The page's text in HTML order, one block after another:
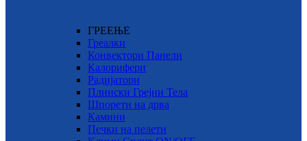
ГРЕЕЊЕ
Греалки
Конвектори Панели
Калорифери
Радијатори
Плински Грејни Тела
Шпорети на дрва
Камини
Печки на пелети